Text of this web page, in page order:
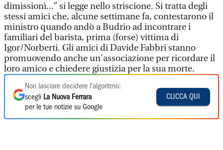
dimissionì...” si legge nello striscione. Si tratta degli
stessi amici che, alcune settimane fa, contestarono il
ministro quando andò a Budrio ad incontrare i
familiari del barista, prima (forse) vittima di
Igor/Norberti. Gli amici di Davide Fabbri stanno
promuovendo anche un'associazione per ricordare il
loro amico e chiedere giustizia per la sua morte.
Non lasciare decidere l'algoritmo:
scegli La Nuova Ferrara
per le tue notizie su Google
CLICCA QUI